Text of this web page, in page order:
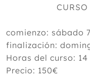
CURSO DE
comienzo: sábado
finalización:
Horas del curso: 14
Precio: 150€